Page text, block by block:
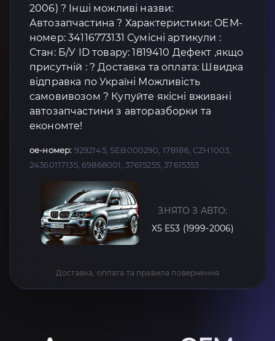
2006) ? Інші можливі назви:
Автозапчастина ? Характеристики: OEM-
номер: 34116773131 Сумісні артикули :
Стан: Б/У ID товару: 1819410 Дефект ,якщо
присутній : ? Доставка та оплата: Швидка
відправка по Україні Можливість
самовивозом ? Купуйте якісні вживані
автозапчастини з авторазборки та
економте!
oe-номер: 9292145, SEB000290, 178186, CZH1003,
24360117135, 69868001, 37615255, 37615353
ЗНЯТО З АВТО:
X5 E53 (1999-2006)
Доставка, оплата та правила повернення